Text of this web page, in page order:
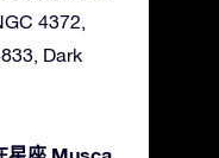
4372,
Dark
星座 Musca